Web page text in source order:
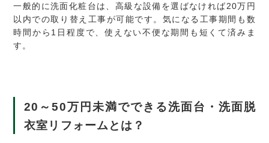
一般的に洗面化粧台は、高級な設備を選ばなければ20万円
以内での取り替え工事が可能です。気になる工事期間も数
時間から1日程度で、使えない不便な期間も短くて済みま
す。
20 ～50万円未満でできる洗面台・洗面脱
衣室リフォームとは？